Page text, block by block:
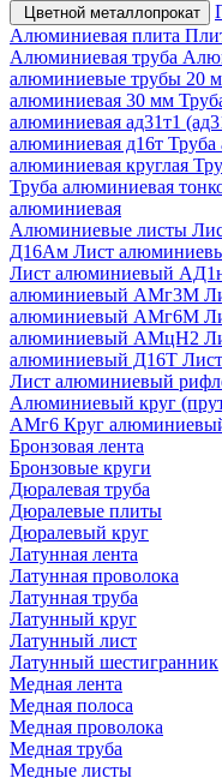
Цветной металлопрокат
Алюминиевая плита
Алюминиевая труба
алюминиевые трубы 20
алюминиевая 30 мм
алюминиевая ад31т1
алюминиевая д16т Труба
алюминиевая круглая
Труба алюминиевая
алюминиевая
Алюминиевые листы
Д16Ам Лист
Лист алюминиевый
алюминиевый АМг3М
алюминиевый АМг6М
алюминиевый АМцН2
алюминиевый Д16Т
Лист алюминиевый
Алюминиевый круг
АМг6 Круг
Бронзовая лента
Бронзовые круги
Дюралевая труба
Дюралевые плиты
Дюралевый круг
Латунная лента
Латунная проволока
Латунная труба
Латунный круг
Латунный лист
Латунный шестигранник
Медная лента
Медная полоса
Медная проволока
Медная труба
Медные листы